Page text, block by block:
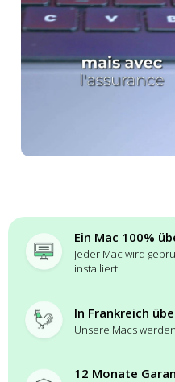
Ein Mac 100%
Jeder Mac wird
installiert
In Frankreich
Unsere Macs
12 Monate